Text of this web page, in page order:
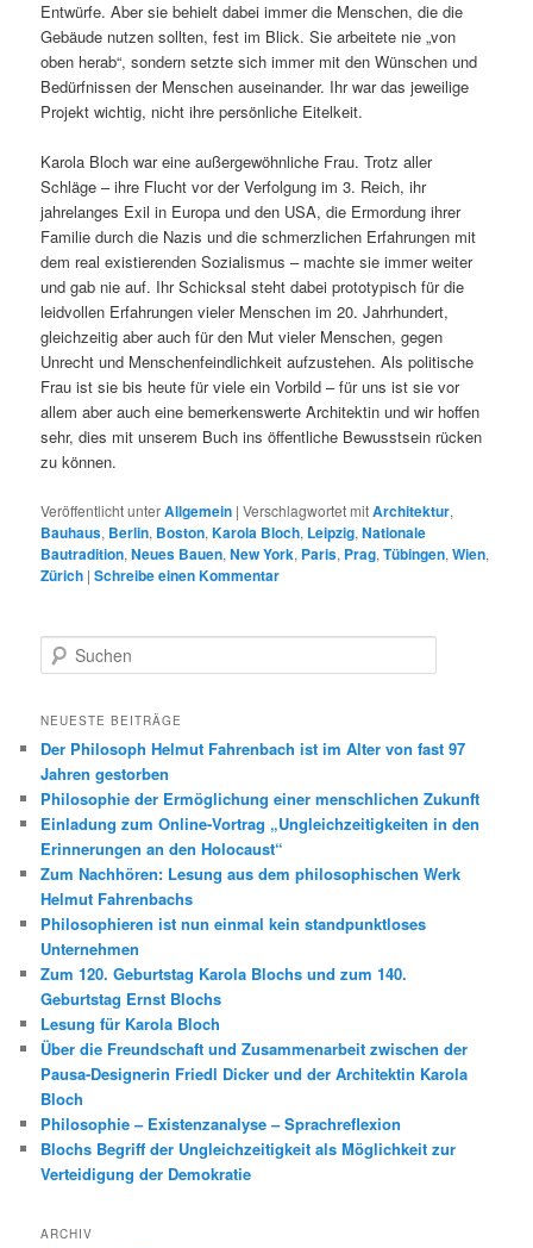
Entwürfe. Aber sie behielt dabei immer die Menschen, die die
Gebäude nutzen sollten, fest im Blick. Sie arbeitete nie „von
oben herab“, sondern setzte sich immer mit den Wünschen und
Bedürfnissen der Menschen auseinander. Ihr war das jeweilige
Projekt wichtig, nicht ihre persönliche Eitelkeit.
Karola Bloch war eine außergewöhnliche Frau. Trotz aller
Schläge – ihre Flucht vor der Verfolgung im 3. Reich, ihr
jahrelanges Exil in Europa und den USA, die Ermordung ihrer
Familie durch die Nazis und die schmerzlichen Erfahrungen mit
dem real existierenden Sozialismus – machte sie immer weiter
und gab nie auf. Ihr Schicksal steht dabei prototypisch für die
leidvollen Erfahrungen vieler Menschen im 20. Jahrhundert,
gleichzeitig aber auch für den Mut vieler Menschen, gegen
Unrecht und Menschenfeindlichkeit aufzustehen. Als politische
Frau ist sie bis heute für viele ein Vorbild – für uns ist sie vor
allem aber auch eine bemerkenswerte Architektin und wir hoffen
sehr, dies mit unserem Buch ins öffentliche Bewusstsein rücken
zu können.
Veröffentlicht unterAllgemein |Verschlagwortet mitArchitektur,
Bauhaus, Berlin, Boston,Karola Bloch, Leipzig,Nationale
Bautradition,Neues Bauen,New York, Paris, Prag,Tübingen,Wien,
Zürich |Schreibe einen Kommentar
u
h
n
NEUESTE BEITRÄGE
Der Philosoph Helmut Fahrenbach ist im Alter von fast 97
Jahren gestorben
Philosophie der Ermöglichung einer menschlichen Zukunft
Einladung zum Online-Vortrag „Ungleichzeitigkeiten in den
Erinnerungen an den Holocaust“
Zum Nachhören: Lesung aus dem philosophischen Werk
Helmut Fahrenbachs
Philosophieren ist nun einmal kein standpunktloses
Unternehmen
Zum 120. Geburtstag Karola Blochs und zum 140.
Geburtstag Ernst Blochs
Lesung für Karola Bloch
Über die Freundschaft und Zusammenarbeit zwischen der
Pausa-Designerin Friedl Dicker und der Architektin Karola
Bloch
Philosophie – Existenzanalyse – Sprachreflexion
Blochs Begriff der Ungleichzeitigkeit als Möglichkeit zur
Verteidigung der Demokratie
ARCHIV